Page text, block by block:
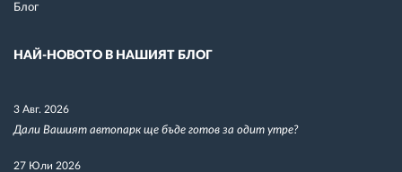
Блог
НАЙ-НОВОТО В НАШИЯТ БЛОГ
3 Авг. 2026
Дали Вашият автопарк ще бъде готов за одит утре?
27 Юли 2026